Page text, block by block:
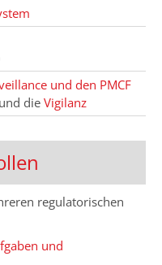
und den PMCF
die Vigilanz
regulatorischen
und